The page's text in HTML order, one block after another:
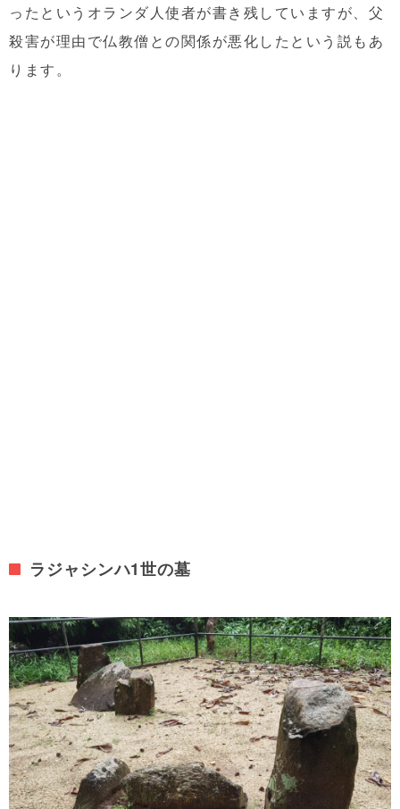
ったというオランダ人使者が書き残していますが、父
殺害が理由で仏教僧との関係が悪化したという説もあ
ります。
ラジャシンハ1世の墓